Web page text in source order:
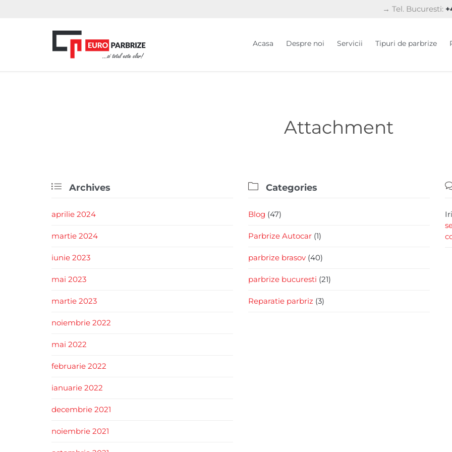
→ Tel. Bucuresti:
Acasa Despre noi Servicii Tipuri de parbrize
Attachment
 Archives
aprilie 2024
martie 2024
iunie 2023
mai 2023
martie 2023
noiembrie 2022
mai 2022
februarie 2022
ianuarie 2022
decembrie 2021
noiembrie 2021
 Categories
Blog (47)
Parbrize Autocar (1)
parbrize brasov (40)
parbrize bucuresti (21)
Reparatie parbriz (3)